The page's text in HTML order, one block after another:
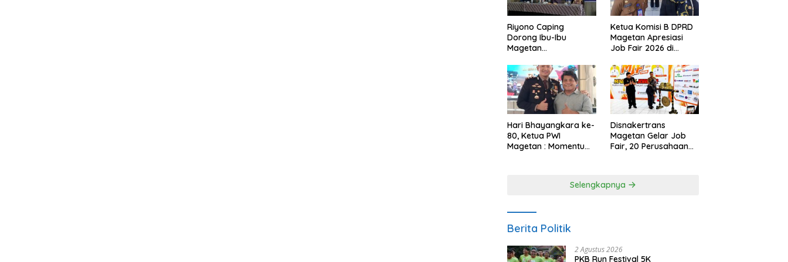
Riyono Caping
Dorong Ibu-Ibu
Magetan
Ikan, Perkuat Budaya
Gemar Makan Ikan
Ketua Komisi B DPRD
Magetan Apresiasi
Job Fair 2026 di
Anggaran
Hari Bhayangkara ke-
80, Ketua PWI
Magetan : Momentum
Disnakertrans
Magetan Gelar Job
Fair, 20 Perusahaan
Selengkapnya
Berita Politik
2 Agustus 2026
PKB Run Festival 5K